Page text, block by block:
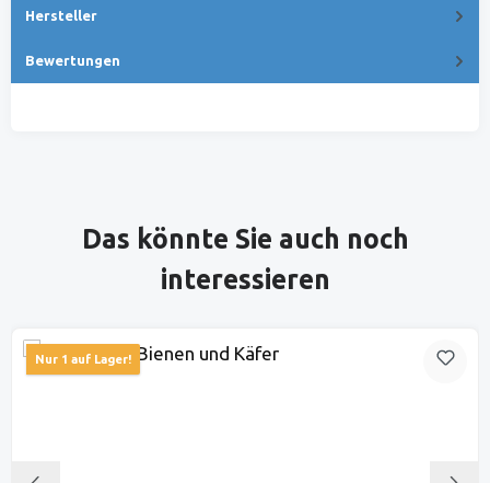
Hersteller
Bewertungen
Produktgalerie überspringen
Das könnte Sie auch noch
interessieren
Nur 1 auf Lager!